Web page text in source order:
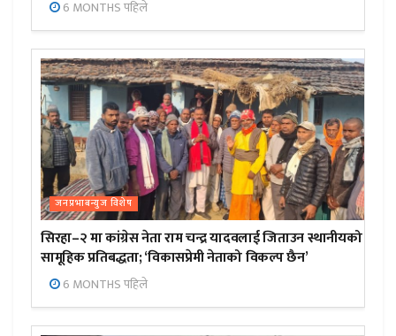
6 MONTHS पहिले
जनप्रभाबन्युज विशेष
सिरहा–२ मा कांग्रेस नेता राम चन्द्र यादवलाई जिताउन स्थानीयको
सामूहिक प्रतिबद्धता; ‘विकासप्रेमी नेताको विकल्प छैन’
6 MONTHS पहिले